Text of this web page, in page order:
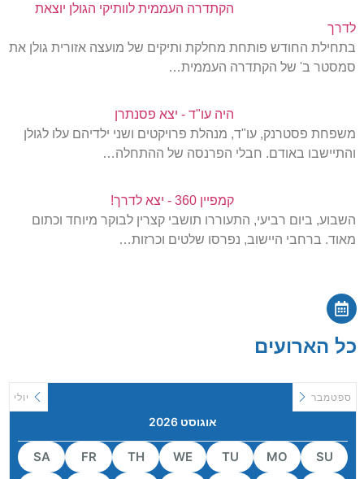
הקתדרה העממית לוותיקי הגולן יוצאת
לדרך
בתחילת החודש פותחת מחלקת ותיקים של מועצה אזורית גולן את
סמסטר ב' של הקתדרה העממית…
היה עו"ד - יצא פסנתרן
משפחת פסטרנק, עו"ד, מנהלת פרויקטים ושני ילדיהם עלו לגולן
והתיישבו באודם. חבלי הפרנסה של ההתחלה…
קמפיין 360 - יצא לדרך!
השבוע, ביום רביעי, התעוררו תושבי קצרין לבוקר מיוחד וכתום
מאוד. ברחבי היישוב, נפרסו שלטים וכרזות…
כל הארועים
יולי
אוגוסט 2026
ספטמבר
SU
MO
TU
WE
TH
FR
SA